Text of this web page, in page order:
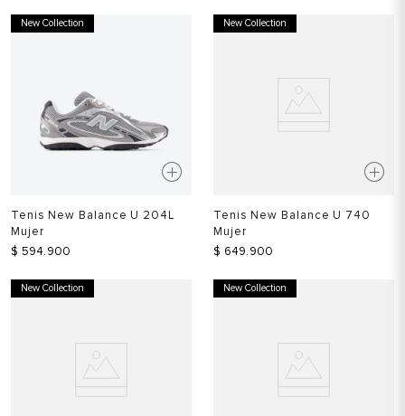
New Collection
Tenis New Balance U 204L
Mujer
$ 594.900
New Collection
Tenis New Balance U 740
Mujer
$ 649.900
New Collection New Collection